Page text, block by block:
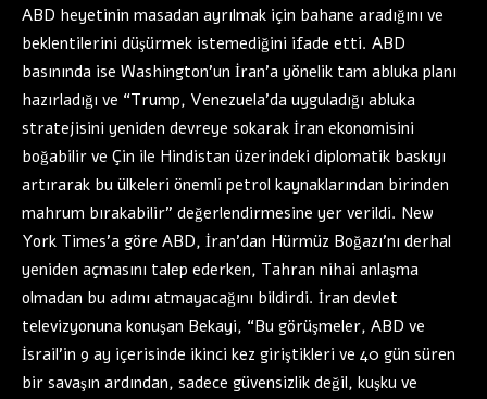
ABD heyetinin masadan ayrılmak için bahane aradığını ve
beklentilerini düşürmek istemediğini ifade etti. ABD
basınında ise Washington’un İran’a yönelik tam abluka planı
hazırladığı ve “Trump, Venezuela’da uyguladığı abluka
stratejisini yeniden devreye sokarak İran ekonomisini
boğabilir ve Çin ile Hindistan üzerindeki diplomatik baskıyı
artırarak bu ülkeleri önemli petrol kaynaklarından birinden
mahrum bırakabilir” değerlendirmesine yer verildi. New
York Times’a göre ABD, İran’dan Hürmüz Boğazı’nı derhal
yeniden açmasını talep ederken, Tahran nihai anlaşma
olmadan bu adımı atmayacağını bildirdi. İran devlet
televizyonuna konuşan Bekayi, “Bu görüşmeler, ABD ve
İsrail’in 9 ay içerisinde ikinci kez giriştikleri ve 40 gün süren
bir savaşın ardından, sadece güvensizlik değil, kuşku ve